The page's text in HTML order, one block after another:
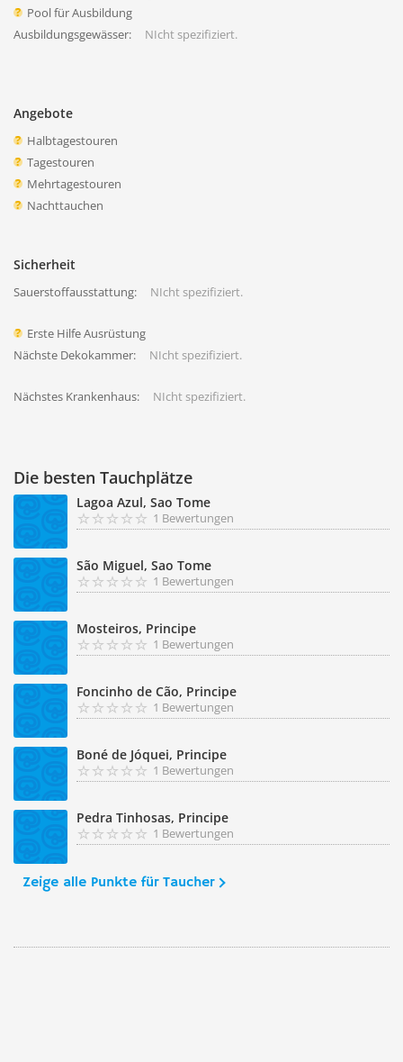
Pool für Ausbildung
Ausbildungsgewässer:
NIcht spezifiziert.
Angebote
Halbtagestouren
Tagestouren
Mehrtagestouren
Nachttauchen
Sicherheit
Sauerstoffausstattung: NIcht spezifiziert.
Erste Hilfe Ausrüstung
Nächste Dekokammer:
NIcht spezifiziert.
Nächstes Krankenhaus: NIcht spezifiziert.
Die besten Tauchplätze
Lagoa Azul, Sao Tome
1 Bewertungen
São Miguel, Sao Tome
1 Bewertungen
Mosteiros, Principe
1 Bewertungen
Foncinho de Cão, Principe
1 Bewertungen
Boné de Jóquei, Principe
1 Bewertungen
Pedra Tinhosas, Principe
1 Bewertungen
Zeige alle Punkte für Taucher